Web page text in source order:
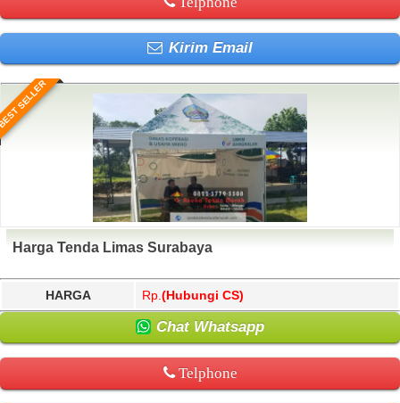
Kirim Email
SELLER
Harga Tenda Limas Surabaya
HARGA Rp. (Hubungi CS)
Chat Whatsapp
Telphone